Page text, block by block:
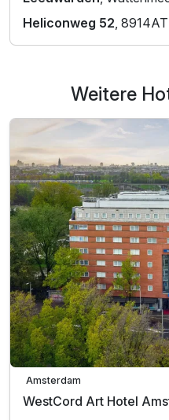
Heliconweg 52 ,
Weitere
Amsterdam
WestCord Art Hotel